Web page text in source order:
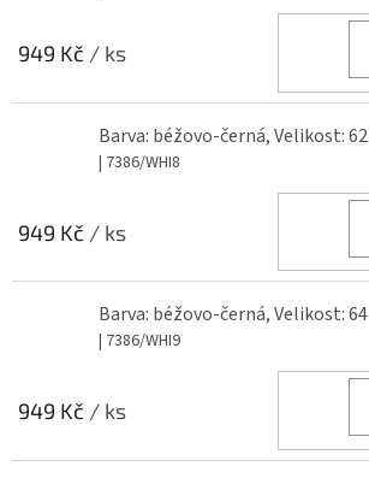
949 Kč / ks
Barva: béžovo-černá, Velikost: 62
| 7386/WHI8
949 Kč / ks
Barva: béžovo-černá, Velikost: 64
| 7386/WHI9
949 Kč / ks